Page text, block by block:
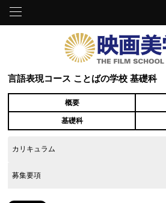
言語表現コース ことばの学校 基礎科
概要
基礎科
カリキュラム
募集要項